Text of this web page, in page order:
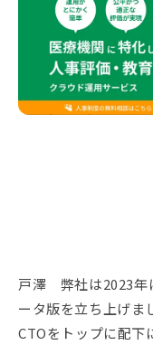
戸澤 弊社は2023年
ータ版を立ち上げま
CTOをトップに配下